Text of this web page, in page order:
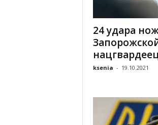
24 удара
ksenia - 19.10.2021